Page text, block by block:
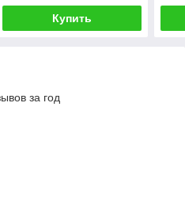
Купить
за год